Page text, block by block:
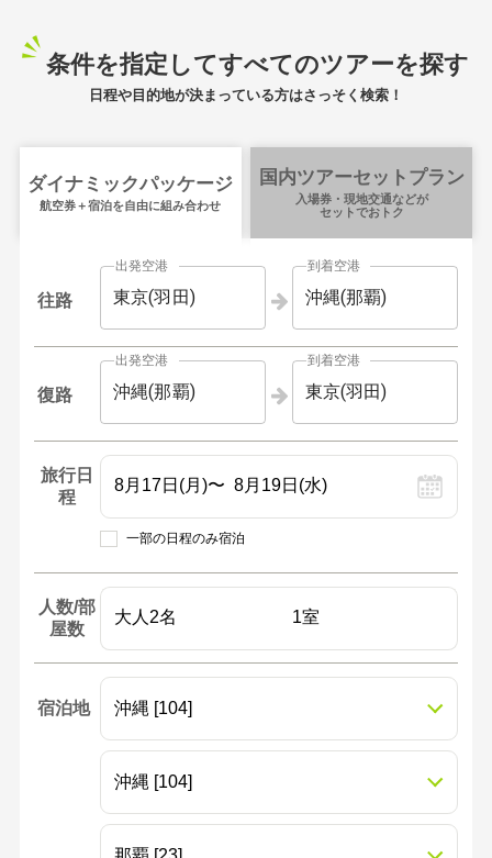
条件を指定してすべてのツアーを探す
日程や目的地が決まっている方はさっそく検索！
ダイナミックパッケージ
航空券＋宿泊を自由に組み合わせ
国内ツアーセットプラン
入場券・現地交通などが
セットでおトク
往路
出発空港
東京(羽田)
到着空港
沖縄(那覇)
復路
出発空港
沖縄(那覇)
到着空港
東京(羽田)
旅行日
程
一部の日程のみ宿泊
人数/部
屋数
宿泊地